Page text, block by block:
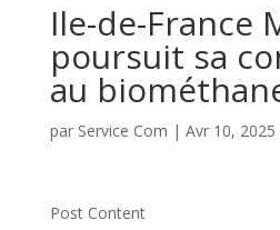
Ile-de-France
poursuit sa
au
par Service Com | Avr 10, 2025
Post Content